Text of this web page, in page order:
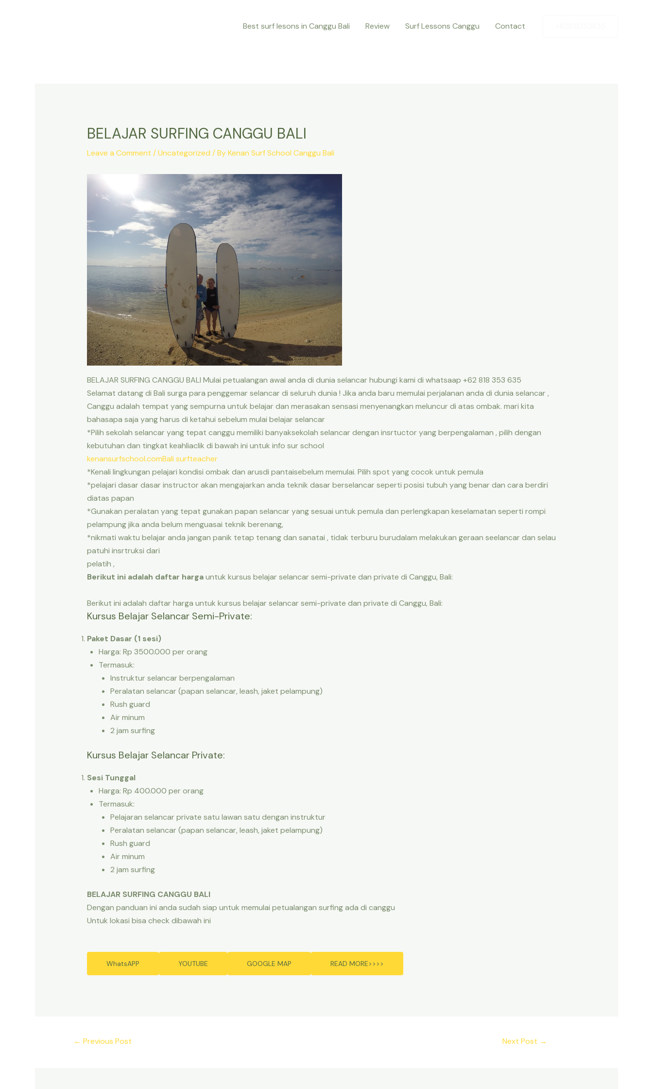
Best surf lesons in Canggu Bali Review Surf Lessons Canggu Contact
BELAJAR SURFING CANGGU BALI
Leave a Comment /Uncategorized / ByKenan Surf School Canggu Bali
BELAJAR SURFING CANGGU BALI Mulai petualangan awal anda di dunia selancar hubungi kami di whatsaap +62 818 353 635
Selamat datang di Bali surga para penggemar selancar di seluruh dunia ! Jika anda baru memulai perjalanan anda di dunia selancar ,
Canggu adalah tempat yang sempurna untuk belajar dan merasakan sensasi menyenangkan meluncur di atas ombak. mari kita
bahasapa saja yang harus di ketahui sebelum mulai belajar selancar
*Pilih sekolah selancar yang tepat canggu memiliki banyaksekolah selancar dengan insrtuctor yang berpengalaman , pilih dengan
kebutuhan dan tingkat keahliaclik di bawah ini untuk info sur school
kenansurfschool.comBali surfteacher
*Kenali lingkungan pelajari kondisi ombak dan arusdi pantaisebelum memulai. Pilih spot yang cocok untuk pemula
*pelajari dasar dasar instructor akan mengajarkan anda teknik dasar berselancar seperti posisi tubuh yang benar dan cara berdiri
diatas papan
*Gunakan peralatan yang tepat gunakan papan selancar yang sesuai untuk pemula dan perlengkapan keselamatan seperti rompi
pelampung jika anda belum menguasai teknik berenang,
*nikmati waktu belajar anda jangan panik tetap tenang dan sanatai , tidak terburu burudalam melakukan geraan seelancar dan selau
patuhi insrtruksi dari
pelatih ,
Berikut ini adalah daftar hargauntuk kursus belajar selancar semi-private dan private di Canggu, Bali:
Berikut ini adalah daftar harga untuk kursus belajar selancar semi-private dan private di Canggu, Bali:
Kursus Belajar Selancar Semi-Private:
Paket Dasar (1 sesi)
Harga: Rp 3500.000 per orang
Termasuk:
Instruktur selancar berpengalaman
Peralatan selancar (papan selancar, leash, jaket pelampung)
Rush guard
Air minum
2 jam surfing
Kursus Belajar Selancar Private:
Sesi Tunggal
Harga: Rp 400.000 per orang
Termasuk:
Pelajaran selancar private satu lawan satu dengan instruktur
Peralatan selancar (papan selancar, leash, jaket pelampung)
Rush guard
Air minum
2 jam surfing
BELAJAR SURFING CANGGU BALI
Dengan panduan ini anda sudah siap untuk memulai petualangan surfing ada di canggu
Untuk lokasi bisa check dibawah ini
WhatsAPP YOUTUBE GOOGLE MAP READ MORE>>>>
← Previous Post Next Post →